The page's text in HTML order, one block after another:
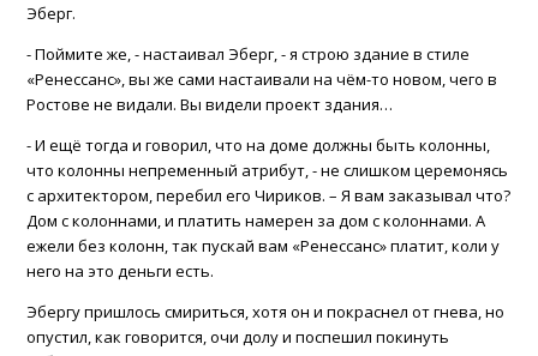
ВХОД ДЛЯ КЛИЕНТОВ
Эберг.
- Поймите же, - настаивал Эберг, - я строю здание в стиле
«Ренессанс», вы же сами настаивали на чём-то новом, чего в
Ростове не видали. Вы видели проект здания…
- И ещё тогда и говорил, что на доме должны быть колонны,
что колонны непременный атрибут, - не слишком церемонясь
с архитектором, перебил его Чириков. – Я вам заказывал что?
Дом с колоннами, и платить намерен за дом с колоннами. А
ежели без колонн, так пускай вам «Ренессанс» платит, коли у
него на это деньги есть.
Эбергу пришлось смириться, хотя он и покраснел от гнева, но
опустил, как говорится, очи долу и поспешил покинуть